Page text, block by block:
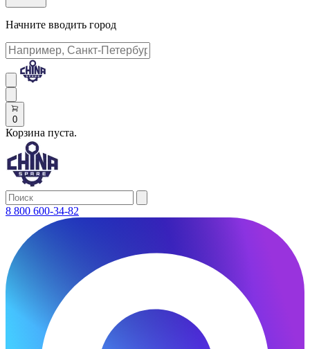
Начните вводить город
0
Корзина пуста.
8 800 600-34-82